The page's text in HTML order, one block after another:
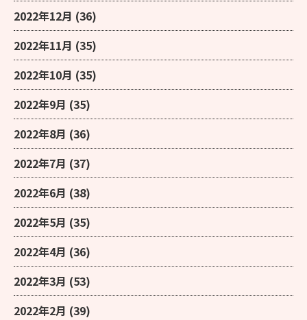
2022年12月 (36)
2022年11月 (35)
2022年10月 (35)
2022年9月 (35)
2022年8月 (36)
2022年7月 (37)
2022年6月 (38)
2022年5月 (35)
2022年4月 (36)
2022年3月 (53)
2022年2月 (39)